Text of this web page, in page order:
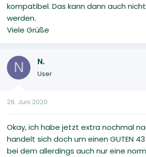
kompatibel. Das kann dann auch
werden.
Viele Grüße
N N.
User
26. Juni 2020
Okay, ich habe jetzt extra nochmal
handelt sich doch um einen GUTEN 43
bei dem allerdings auch nur eine